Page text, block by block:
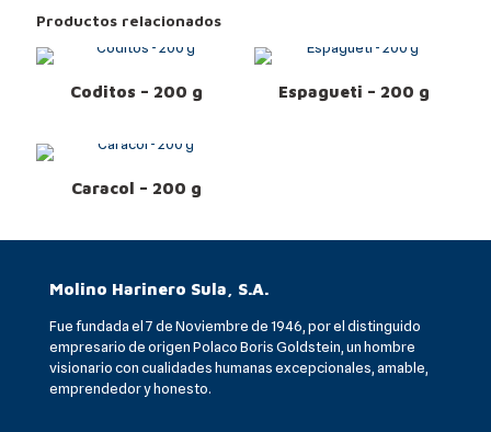
Productos relacionados
Coditos – 200 g Espagueti – 200 g
Caracol – 200 g
Molino Harinero Sula, S.A.
Fue fundada el 7 de Noviembre de 1946, por el distinguido
empresario de origen Polaco Boris Goldstein, un hombre
visionario con cualidades humanas excepcionales, amable,
emprendedor y honesto.